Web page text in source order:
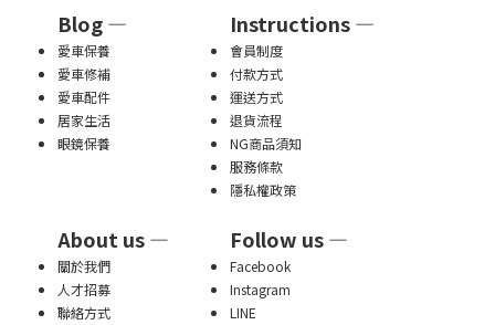
Blog — Instructions —
愛車保養
會員制度
愛車修補
付款方式
愛車配件
運送方式
居家生活
退貨流程
眼鏡保養
NG商品須知
服務條款
隱私權政策
About us — Follow us —
關於我們
Facebook
人才招募
Instagram
聯絡方式
LINE